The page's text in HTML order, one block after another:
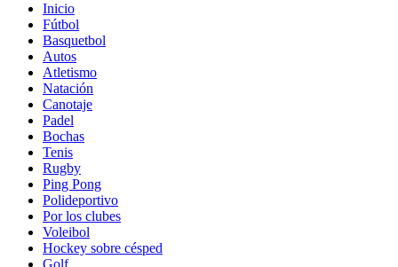
Inicio
Fútbol
Basquetbol
Autos
Atletismo
Natación
Canotaje
Padel
Bochas
Tenis
Rugby
Ping Pong
Polideportivo
Por los clubes
Voleibol
Hockey sobre césped
Golf